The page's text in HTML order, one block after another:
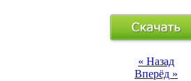
« Назад
Вперёд »